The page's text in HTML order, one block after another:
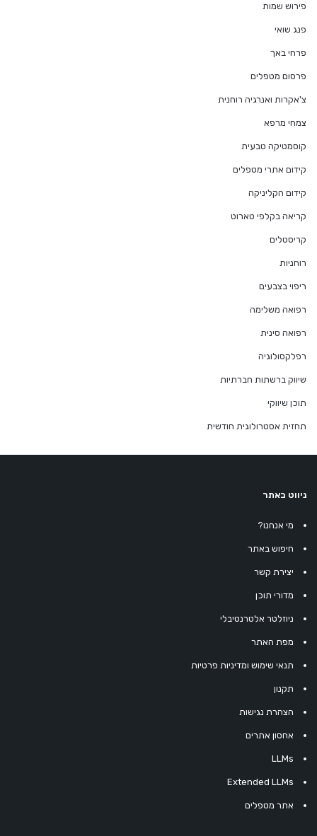
פירוש שמות
פנג שואי
פרחי באך
פרסום מטפלים
צ'אקרות ואנרגיה רוחנית
צמחי מרפא
קוסמטיקה טבעית
קידום אתרי מטפלים
קידום הקליניקה
קריאה בקלפי טארוט
קריסטלים
רוחניות
ריפוי בצבעים
רפואה משלימה
רפואה סינית
רפלקסולוגיה
שיווק ברשתות חברתיות
תוכן שיווקי
תחזית אסטרולוגית חודשית
ניווט באתר
מי אנחנו?
חיפוש באתר
יצירת קשר
מדורי תוכן
ניוזלטר אלטרנטיבלי
מפת האתר
תנאי שימוש ומדיניות פרטיות
תקנון
הצהרת נגישות
אחסון אתרים
LLMs
Extended LLMs
אתר מטפלים